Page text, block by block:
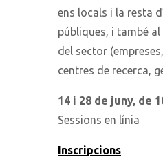
ens locals i la resta
públiques, i també
del sector
centres de recerca,
14 i 28 de juny, de
Sessions en línia
Inscripcions